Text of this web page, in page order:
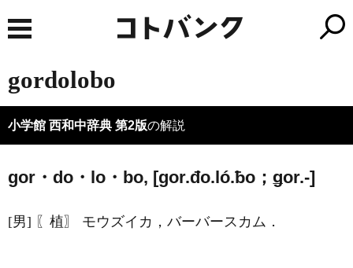
gordolobo
小学館 西和中辞典 第2版の解説
gor・do・lo・bo, [ɡor.đo.ló.ƀo；ǥor.-]
[男] 〖植〗 モウズイカ，バーバースカム．